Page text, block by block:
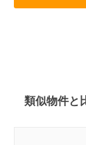
類似物件と